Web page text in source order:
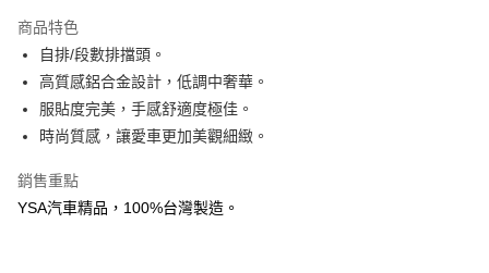
合作金庫商業銀行
華南商業銀行
上海商業儲蓄銀行
國泰世華商業銀行
臺灣中小企業銀行
聯邦商業銀行
元大商業銀行
超商取貨付款
LINE Pay
Apple Pay
悠遊付
商品特色
自排/段數排擋頭。
高質感鋁合金設計，低調中奢華。
服貼度完美，手感舒適度極佳。
時尚質感，讓愛車更加美觀細緻。
銷售重點
YSA汽車精品，100%台灣製造。